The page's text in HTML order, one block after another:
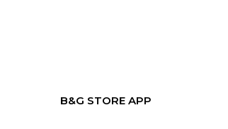
B&G STORE APP